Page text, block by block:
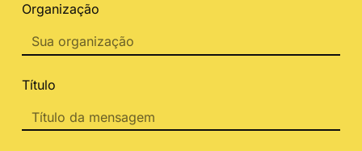
Organização
Título